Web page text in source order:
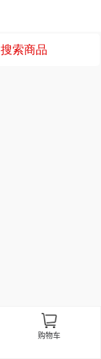
搜索商品
购物车